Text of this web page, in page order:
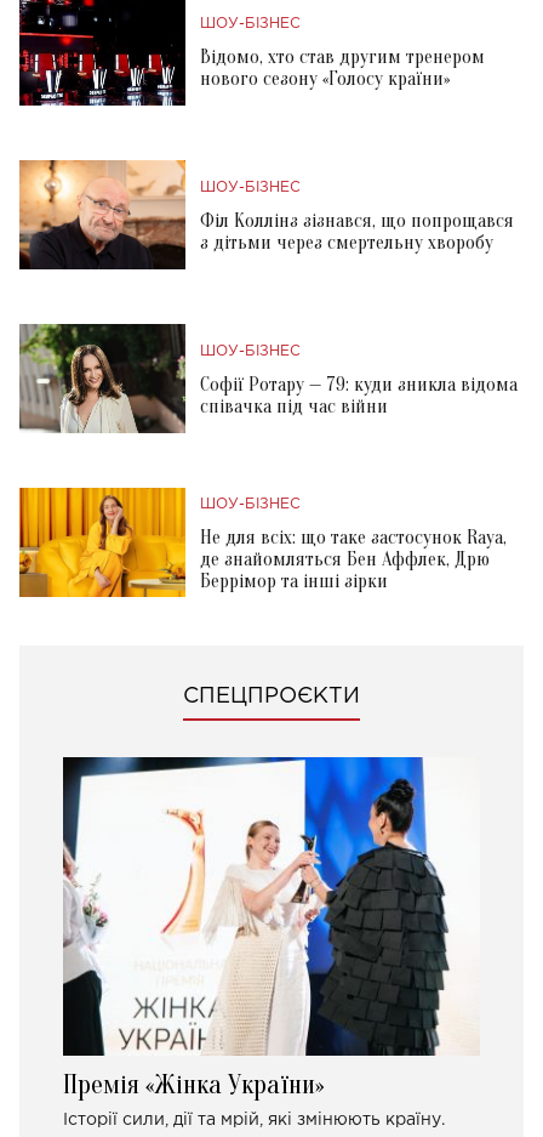
ШОУ-БІЗНЕС
Відомо, хто став другим тренером
нового сезону «Голосу країни»
ШОУ-БІЗНЕС
Філ Коллінз зізнався, що попрощався
з дітьми через смертельну хворобу
ШОУ-БІЗНЕС
Софії Ротару — 79: куди зникла відома
співачка під час війни
ШОУ-БІЗНЕС
Не для всіх: що таке застосунок Raya,
де знайомляться Бен Аффлек, Дрю
Беррімор та інші зірки
СПЕЦПРОЄКТИ
Премія «Жінка України»
Історії сили, дії та мрій, які змінюють країну.